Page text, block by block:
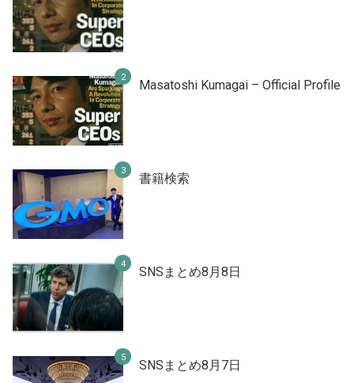
Masatoshi Kumagai – Official Profile
書籍検索
SNSまとめ8月8日
SNSまとめ8月7日